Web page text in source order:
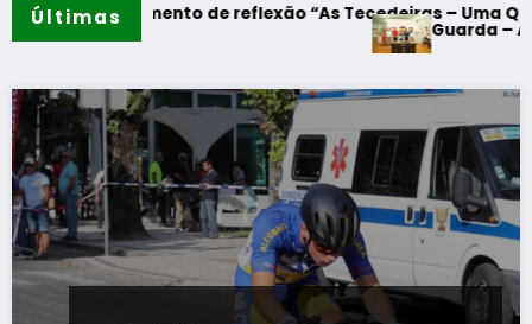
Últimas
de reflexão “As Tecedeiras – Uma Questão de
Guarda – Assinatura